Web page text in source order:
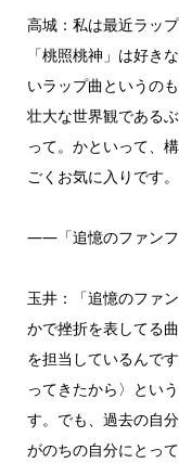
高城：私は最近ラッ
「桃照桃神」は好き
いラップ曲というの
壮大な世界観である
って。かといって、
ごくお気に入りです。
――「追憶のファンフ
玉井：「追憶のファ
かで挫折を表してる
を担当しているんで
ってきたから〉とい
す。でも、過去の自
がのちの自分にとっ